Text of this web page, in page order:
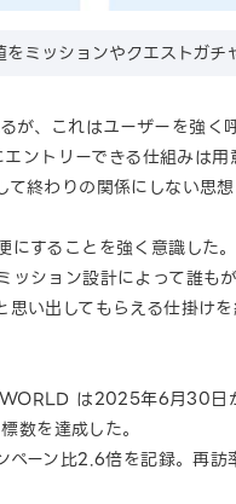
ミッションやクエストガ
、これはユーザーを強く
ントリーできる仕組みは
終わりの関係にしない思
することを強く意識した
ション設計によって誰も
い出してもらえる仕掛け
は2025年6月30
数を達成した。
ーン比2.6倍を記録。再訪